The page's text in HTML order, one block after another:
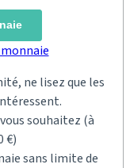
ne lisez que les
souhaitez (à
€)
sans limite de